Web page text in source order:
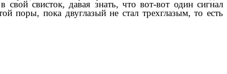
свисток, давая знать, что вот-вот один сигнал
поры, пока двуглазый не стал трехглазым, то есть